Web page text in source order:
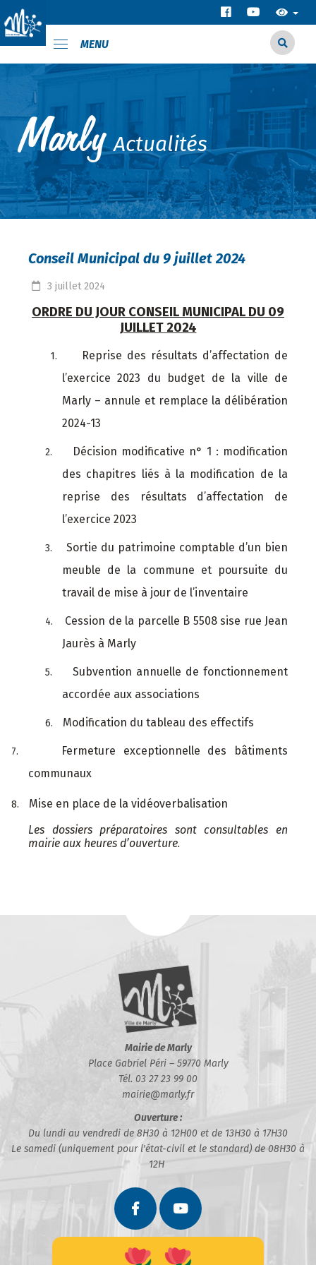
MENU
Actualités
Conseil Municipal du 9 juillet 2024
3 juillet 2024
ORDRE DU JOUR CONSEIL MUNICIPAL DU 09
JUILLET 2024
1.
Reprise des résultats d’affectation de
l’exercice 2023 du budget de la ville de
Marly – annule et remplace la délibération
2024-13
2.
Décision modificative n° 1 : modification
des chapitres liés à la modification de la
reprise des résultats d’affectation de
l’exercice 2023
3.
Sortie du patrimoine comptable d’un bien
meuble de la commune et poursuite du
travail de mise à jour de l’inventaire
4.
Cession de la parcelle B 5508 sise rue Jean
Jaurès à Marly
5.
Subvention annuelle de fonctionnement
accordée aux associations
6. Modification du tableau des effectifs
7.
Fermeture exceptionnelle des bâtiments
communaux
8.
Mise en place de la vidéoverbalisation
Les dossiers préparatoires sont consultables en
mairie aux heures d’ouverture.
Mairie de Marly
Place Gabriel Péri – 59770 Marly
Tél. 03 27 23 99 00
mairie@marly.fr
Ouverture :
Du lundi au vendredi de 8H30 à 12H00 et de 13H30 à 17H30
Le samedi (uniquement pour l'état-civil et le standard) de 08H30 à
12H